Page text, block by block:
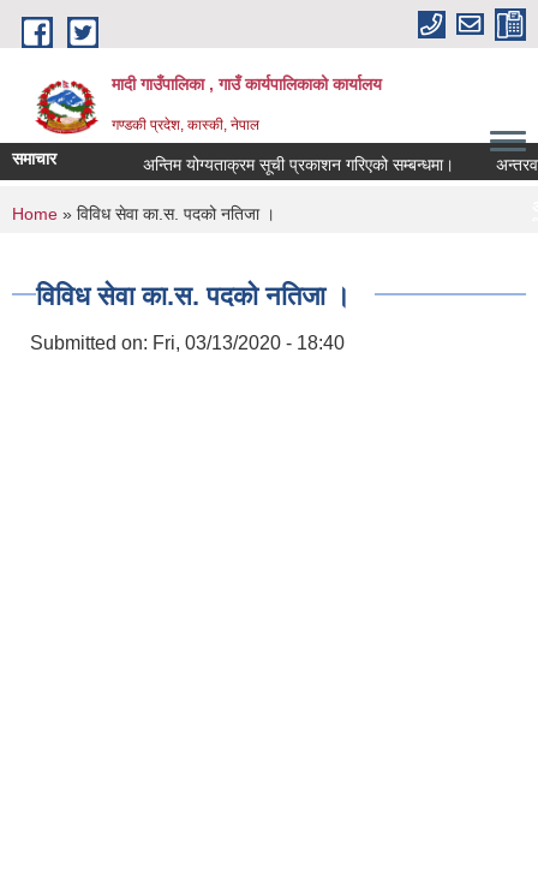
Skip to main content
मादी गाउँपालिका , गाउँ कार्यपालिकाको कार्यालय
गण्डकी प्रदेश, कास्की, नेपाल
समाचार अन्तिम योग्यताक्रम सूची प्रकाशन गरिएको सम्बन्धमा। अन्तरवार्ता
You are here
Home » विविध सेवा का.स. पदको नतिजा ।
विविध सेवा का.स. पदको नतिजा ।
Submitted on: Fri, 03/13/2020 - 18:40